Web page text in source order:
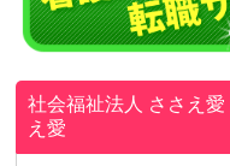
社会福祉法人 ささえ愛
え愛